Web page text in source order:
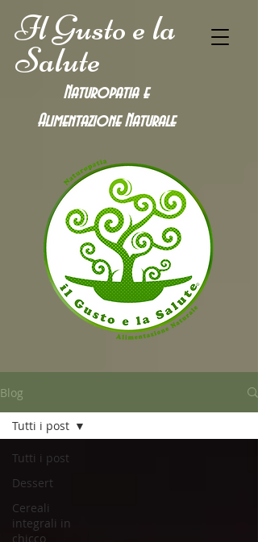
Il Gusto e la
Salute
Naturopatia e
Alimentazione Naturale
Blog
Tutti i post
Dessert
Cereali
integrali in
chicco
Tutti i post